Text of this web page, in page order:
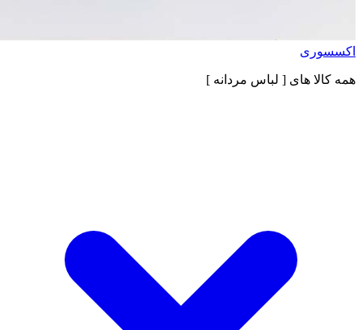
اکسسوری
همه کالا های [ لباس مردانه ]